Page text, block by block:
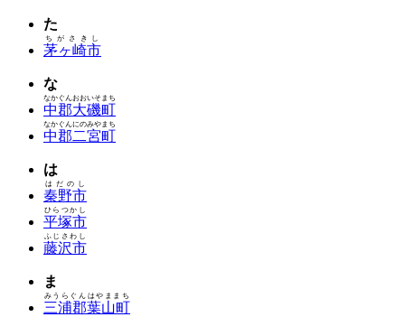
た
茅ヶ崎市
ちがさきし
な
中郡大磯町
なかぐんおおいそまち
中郡二宮町
なかぐんにのみやまち
は
秦野市
はだのし
平塚市
ひらつかし
藤沢市
ふじさわし
ま
三浦郡葉山町
みうらぐんはやままち